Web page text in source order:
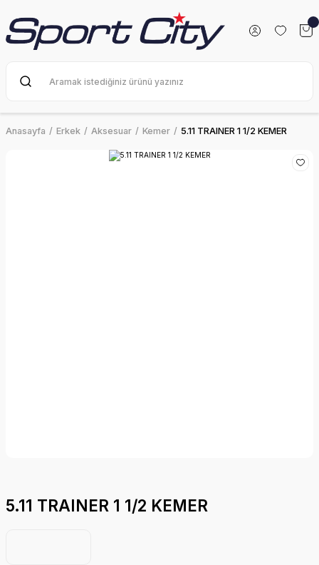
Anasayfa Erkek Aksesuar Kemer 5.11 TRAINER 1 1/2 KEMER
5.11 TRAINER 1 1/2 KEMER